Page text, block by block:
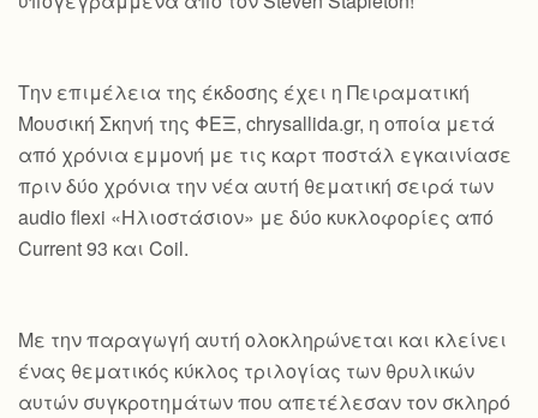
Την επιμέλεια της έκδοσης έχει η Πειραματική
Μουσική Σκηνή της ΦΕΞ, chrysallida.gr, η οποία μετά
από χρόνια εμμονή με τις καρτ ποστάλ εγκαινίασε
πριν δύο χρόνια την νέα αυτή θεματική σειρά των
audio flexi «Ηλιοστάσιον» με δύο κυκλοφορίες από
Current 93 και Coil.
Με την παραγωγή αυτή ολοκληρώνεται και κλείνει
ένας θεματικός κύκλος τριλογίας των θρυλικών
αυτών συγκροτημάτων που απετέλεσαν τον σκληρό